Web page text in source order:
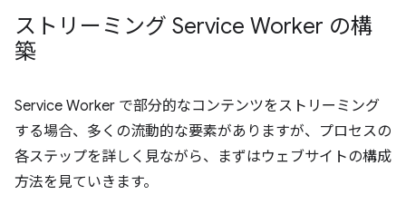
ストリーミング Service Worker の構
築
Service Worker で部分的なコンテンツをストリーミング
する場合、多くの流動的な要素がありますが、プロセスの
各ステップを詳しく見ながら、まずはウェブサイトの構成
方法を見ていきます。